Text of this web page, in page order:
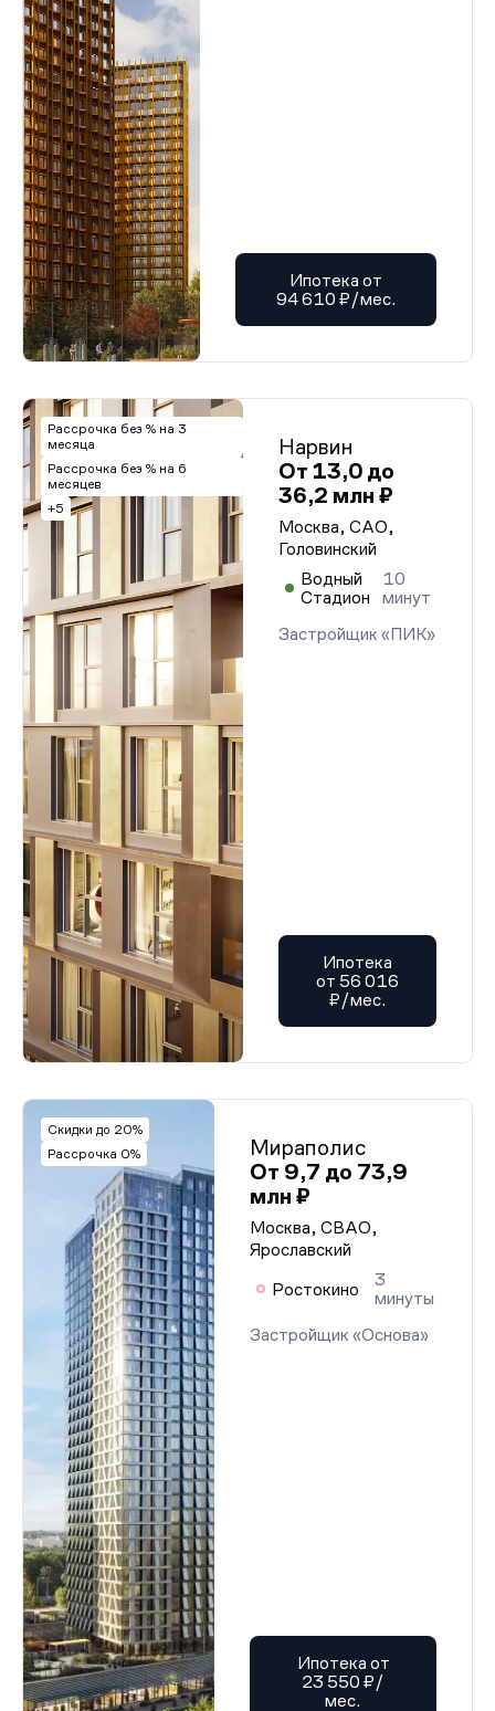
Ипотека от
94 610 ₽/мес.
Рассрочка без % на 3
месяца
Рассрочка без % на 6
месяцев
+5
Нарвин
От 13,0 до
36,2 млн ₽
Москва, САО,
Головинский
Водный
Стадион
10
минут
Застройщик «ПИК»
Ипотека
от 56 016
₽/мес.
Скидки до 20%
Рассрочка 0%
Мираполис
От 9,7 до 73,9
млн ₽
Москва, СВАО,
Ярославский
Ростокино
3
минуты
Застройщик «Основа»
Ипотека от
23 550 ₽/
мес.